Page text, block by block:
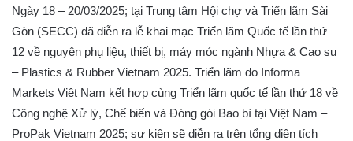
Ngày 18 – 20/03/2025; tại Trung tâm Hội chợ và Triển lãm Sài
Gòn (SECC) đã diễn ra lễ khai mạc Triển lãm Quốc tế lần thứ
12 về nguyên phụ liệu, thiết bị, máy móc ngành Nhựa & Cao su
– Plastics & Rubber Vietnam 2025. Triển lãm do Informa
Markets Việt Nam kết hợp cùng Triển lãm quốc tế lần thứ 18 về
Công nghệ Xử lý, Chế biến và Đóng gói Bao bì tại Việt Nam –
ProPak Vietnam 2025; sự kiện sẽ diễn ra trên tổng diện tích